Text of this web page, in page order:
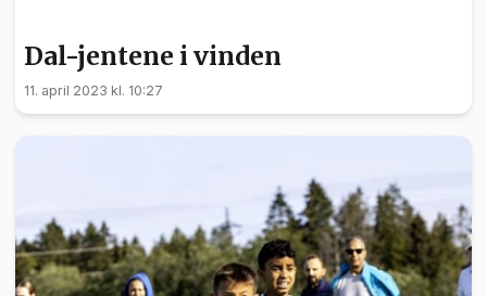
Dal-jentene i vinden
11. april 2023 kl. 10:27